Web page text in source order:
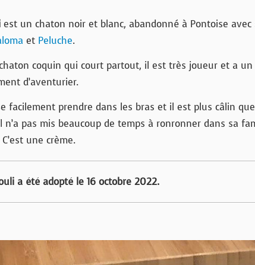
est un chaton noir et blanc, abandonné à Pontoise avec
et Peluche.
chaton coquin qui court partout, il est très joueur et a un
d’aventurier.
facilement prendre dans les bras et il est plus câlin
n’a pas mis beaucoup de temps à ronronner dans sa
C’est une crème.
a été adopté le 16 octobre 2022.